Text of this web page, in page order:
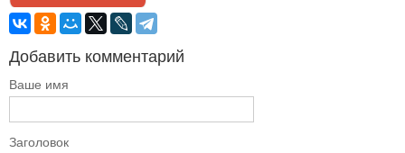
Добавить комментарий
Ваше имя
Заголовок